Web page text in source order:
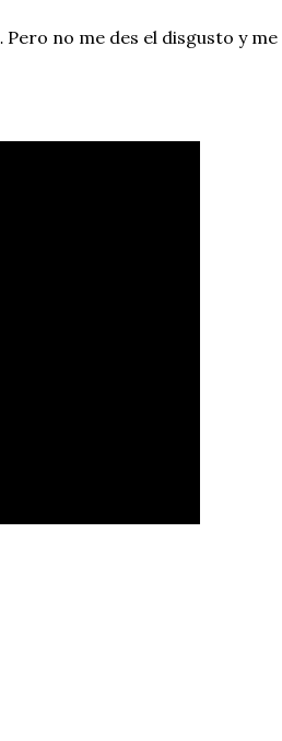
no me des el disgusto y me